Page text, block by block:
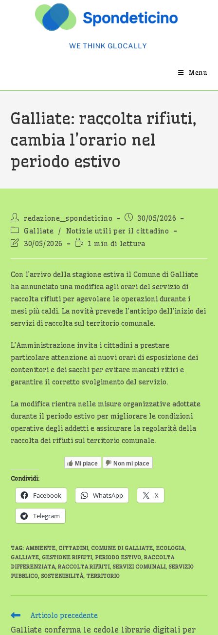
Menu
Galliate: raccolta rifiuti,
cambia l’orario nel
periodo estivo
Autore
dell'articolo:
redazione_spondeticino
Articolo
pubblicato:
30/05/2026
Categoria
dell'articolo:
Galliate /
Notizie utili per il cittadino
Ultima
dell'articolo:
30/05/2026
Tempo
lettura:
1 min di lettura
Con l’arrivo della stagione estiva il Comune di Galliate
ha annunciato una modifica agli orari del servizio di
raccolta rifiuti per agevolare le operazioni durante i
mesi più caldi. La novità prevede l’anticipo dell’inizio dei
servizi di raccolta sul territorio comunale.
L’Amministrazione invita i cittadini a prestare
particolare attenzione ai nuovi orari di esposizione dei
contenitori e dei sacchi per evitare mancati ritiri e
garantire il corretto svolgimento del servizio.
La modifica rientra nelle misure organizzative adottate
durante il periodo estivo per migliorare le condizioni
operative degli addetti e assicurare la regolarità della
raccolta dei rifiuti sul territorio comunale.
Mi piace Non mi piace
Condividi:
Facebook WhatsApp X
Telegram
TAG: AMBIENTE, CITTADINI, COMUNE DI GALLIATE, ECOLOGIA,
GALLIATE, GESTIONE RIFIUTI, PERIODO ESTIVO, RACCOLTA
DIFFERENZIATA, RACCOLTA RIFIUTI, SERVIZI COMUNALI, SERVIZIO
PUBBLICO, SOSTENIBILITÀ, TERRITORIO
Leggi
articoli
Articolo precedente
Galliate conferma le cedole librarie digitali per